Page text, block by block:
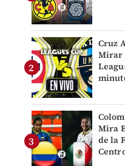
Cruz
Mirar
Mira
de la